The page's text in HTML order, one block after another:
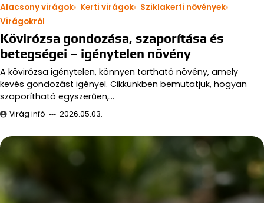
Alacsony virágok Kerti virágok
Sziklakerti növények
Virágokról
Kövirózsa gondozása, szaporítása és
betegségei – igénytelen növény
A kövirózsa igénytelen, könnyen tartható növény, amely
kevés gondozást igényel. Cikkünkben bemutatjuk, hogyan
szaporítható egyszerűen,…
Virág infó 2026.05.03.